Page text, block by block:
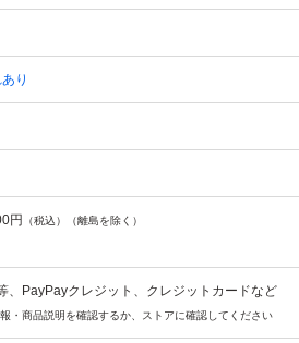
り
円 （税込）（離島を除く）
、PayPayクレジット、クレジットカードなど
・商品説明を確認するか、ストアに確認してください